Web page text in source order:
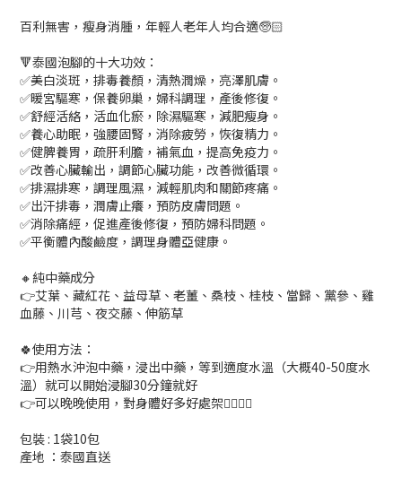
百利無害，瘦身消腫，年輕人老年人均合適🧓🏻
🔻泰國泡腳的十大功效：
✅美白淡斑，排毒養顏，清熱潤燥，亮澤肌膚。
✅暖宮驅寒，保養卵巢，婦科調理，產後修復。
✅舒經活絡，活血化瘀，除濕驅寒，減肥瘦身。
✅養心助眠，強腰固腎，消除疲勞，恢復精力。
✅健脾養胃，疏肝利膽，補氣血，提高免疫力。
✅改善心臟輸出，調節心臟功能，改善微循環。
✅排濕排寒，調理風濕，減輕肌肉和關節疼痛。
✅出汗排毒，潤膚止癢，預防皮膚問題。
✅消除痛經，促進產後修復，預防婦科問題。
✅平衡體內酸鹼度，調理身體亞健康。
🔸純中藥成分
👉艾葉、藏紅花、益母草、老薑、桑枝、桂枝、當歸、黨參、雞
血藤、川芎、夜交藤、伸筋草
🍀使用方法：
👉用熱水沖泡中藥，浸出中藥，等到適度水溫（大概40-50度水
溫）就可以開始浸腳30分鐘就好
👉可以晚晚使用，對身體好多好處架👍🏻👍🏻
包裝 : 1袋10包
產地 ：泰國直送